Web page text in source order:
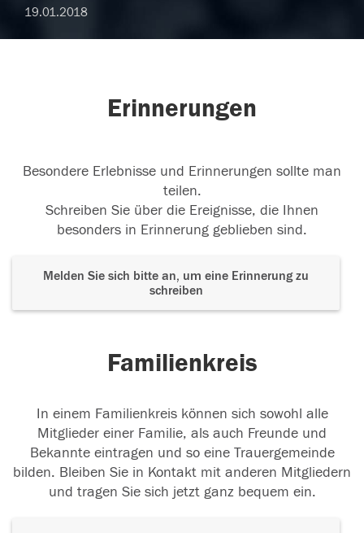
19.01.2018
Erinnerungen
Besondere Erlebnisse und Erinnerungen sollte man
teilen.
Schreiben Sie über die Ereignisse, die Ihnen
besonders in Erinnerung geblieben sind.
Melden Sie sich bitte an, um eine Erinnerung zu
schreiben
Familienkreis
In einem Familienkreis können sich sowohl alle
Mitglieder einer Familie, als auch Freunde und
Bekannte eintragen und so eine Trauergemeinde
bilden. Bleiben Sie in Kontakt mit anderen Mitgliedern
und tragen Sie sich jetzt ganz bequem ein.